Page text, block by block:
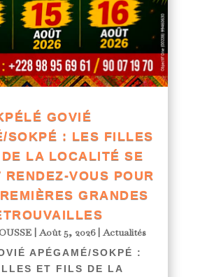
GOVIÉ
SOKPÉ : LES FILLES
LA LOCALITÉ SE
RENDEZ-VOUS POUR
GRANDES
|Août 5, 2026|Actualités
APÉGAMÉ/SOKPÉ :
ET FILS DE LA